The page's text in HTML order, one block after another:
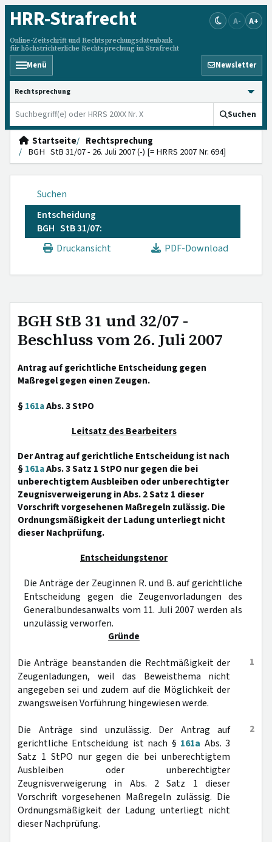
HRR-Strafrecht
Online-Zeitschrift und Rechtsprechungsdatenbank
für höchstrichterliche Rechtsprechung im Strafrecht
A- A+
Menü Newsletter
HRRS durchsuchen
Suchen
Startseite
Rechtsprechung
BGH StB 31/07 - 26. Juli 2007 (-) [= HRRS 2007 Nr. 694]
Suchen
Entscheidung
BGH StB 31/07:
Druckansicht
PDF-Download
BGH StB 31 und 32/07 -
Beschluss vom 26. Juli 2007
Antrag auf gerichtliche Entscheidung gegen
Maßregel gegen einen Zeugen.
§161aAbs. 3 StPO
Leitsatz des Bearbeiters
Der Antrag auf gerichtliche Entscheidung ist nach
§161aAbs. 3 Satz 1 StPO nur gegen die bei
unberechtigtem Ausbleiben oder unberechtigter
Zeugnisverweigerung in Abs. 2 Satz 1 dieser
Vorschrift vorgesehenen Maßregeln zulässig. Die
Ordnungsmäßigkeit der Ladung unterliegt nicht
dieser Nachprüfung.
Entscheidungstenor
Die Anträge der Zeuginnen R. und B. auf gerichtliche
Entscheidung gegen die Zeugenvorladungen des
Generalbundesanwalts vom 11. Juli 2007 werden als
unzulässig verworfen.
Gründe
1
Die Anträge beanstanden die Rechtmäßigkeit der
Zeugenladungen, weil das Beweisthema nicht
angegeben sei und zudem auf die Möglichkeit der
zwangsweisen Vorführung hingewiesen werde.
2
Die Anträge sind unzulässig. Der Antrag auf
gerichtliche Entscheidung ist nach § 161a Abs. 3
Satz 1 StPO nur gegen die bei unberechtigtem
Ausbleiben oder unberechtigter
Zeugnisverweigerung in Abs. 2 Satz 1 dieser
Vorschrift vorgesehenen Maßregeln zulässig. Die
Ordnungsmäßigkeit der Ladung unterliegt nicht
dieser Nachprüfung.